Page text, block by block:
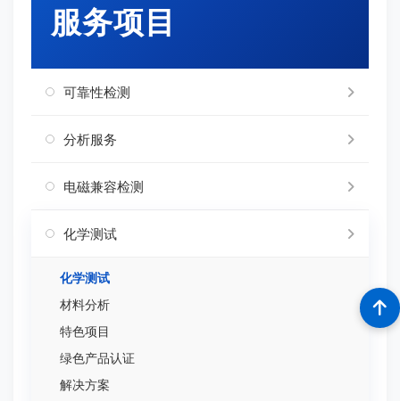
服务项目
可靠性检测
分析服务
电磁兼容检测
化学测试
化学测试
材料分析
特色项目
绿色产品认证
解决方案